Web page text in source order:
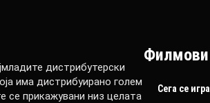
дистрибутерски
има дистрибуирано голем
се прикажувани низ целата
Филмови
Сега се игра